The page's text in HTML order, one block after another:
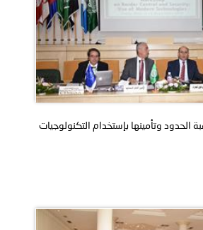
الحدود وتأمينها بإستخدام التكنولوجيات